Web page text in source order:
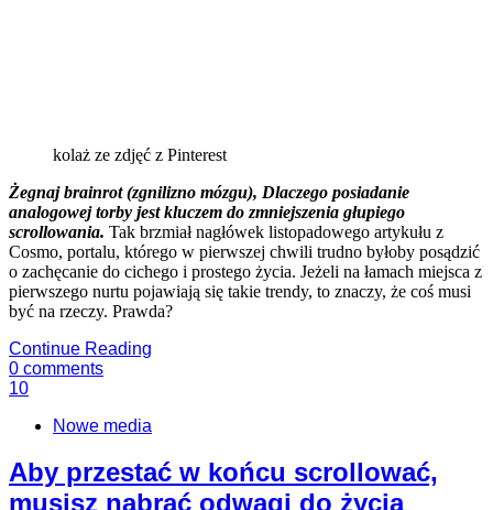
kolaż ze zdjęć z Pinterest
Żegnaj brainrot (zgnilizno mózgu), Dlaczego posiadanie
analogowej torby jest kluczem do zmniejszenia głupiego
scrollowania. Tak brzmiał nagłówek listopadowego artykułu z
Cosmo, portalu, którego w pierwszej chwili trudno byłoby posądzić
o zachęcanie do cichego i prostego życia. Jeżeli na łamach miejsca z
pierwszego nurtu pojawiają się takie trendy, to znaczy, że coś musi
być na rzeczy. Prawda?
Continue Reading
0 comments
10
Nowe media
Aby przestać w końcu scrollować,
musisz nabrać odwagi do życia